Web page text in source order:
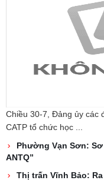
Chiều 30-7, Đảng ủy các
CATP tổ chức học ...
Phường Vạn Sơn:
ANTQ”
Thị trấn Vĩnh Bảo: